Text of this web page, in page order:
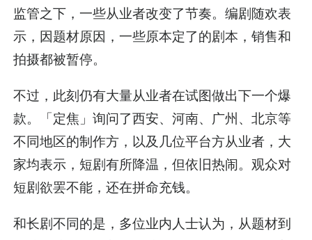
监管之下，一些从业者改变了节奏。编剧随欢表
示，因题材原因，一些原本定了的剧本，销售和
拍摄都被暂停。
不过，此刻仍有大量从业者在试图做出下一个爆
款。「定焦」询问了西安、河南、广州、北京等
不同地区的制作方，以及几位平台方从业者，大
家均表示，短剧有所降温，但依旧热闹。观众对
短剧欲罢不能，还在拼命充钱。
和长剧不同的是，多位业内人士认为，从题材到